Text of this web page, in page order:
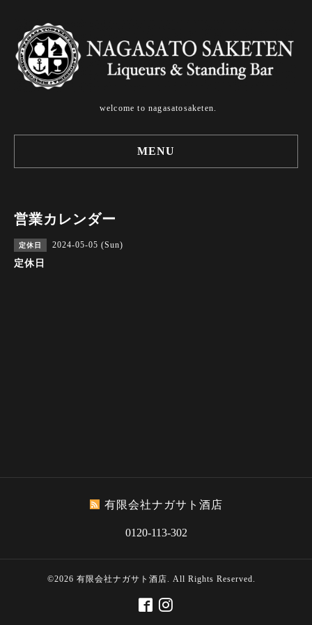
welcome to nagasatosaketen.
MENU
営業カレンダー
定休日 2024-05-05 (Sun)
定休日
有限会社ナガサト酒店
0120-113-302
©2026 有限会社ナガサト酒店. All Rights Reserved.